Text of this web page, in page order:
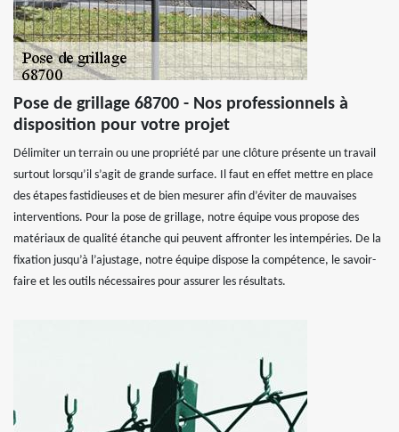
Pose de grillage 68700 - Nos professionnels à
disposition pour votre projet
Délimiter un terrain ou une propriété par une clôture présente un travail
surtout lorsqu’il s’agit de grande surface. Il faut en effet mettre en place
des étapes fastidieuses et de bien mesurer afin d’éviter de mauvaises
interventions. Pour la pose de grillage, notre équipe vous propose des
matériaux de qualité étanche qui peuvent affronter les intempéries. De la
fixation jusqu’à l’ajustage, notre équipe dispose la compétence, le savoir-
faire et les outils nécessaires pour assurer les résultats.